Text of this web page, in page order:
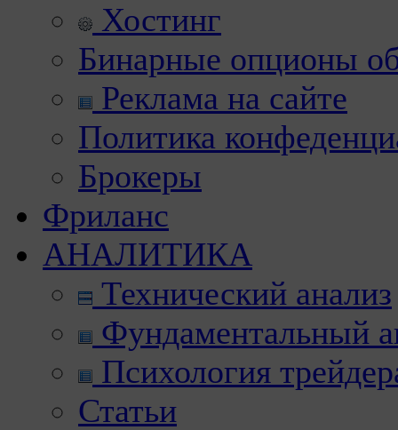
Хостинг
Бинарные опционы
Реклама на сайте
Политика
Брокеры
Фриланс
АНАЛИТИКА
Технический анализ
Фундаментальный
Психология
Статьи